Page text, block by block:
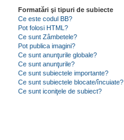
Formatări şi tipuri de subiecte
Ce este codul BB?
Pot folosi HTML?
Ce sunt Zâmbetele?
Pot publica imagini?
Ce sunt anunţurile globale?
Ce sunt anunţurile?
Ce sunt subiectele importante?
Ce sunt subiectele blocate/încuiate?
Ce sunt iconiţele de subiect?